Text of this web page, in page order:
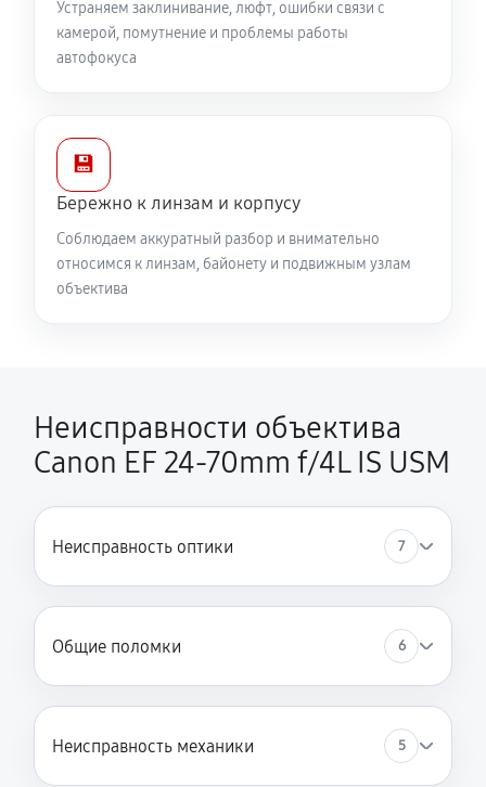
Устраняем заклинивание, люфт, ошибки связи с
камерой, помутнение и проблемы работы
автофокуса
💾
Бережно к линзам и корпусу
Соблюдаем аккуратный разбор и внимательно
относимся к линзам, байонету и подвижным узлам
объектива
Неисправности объектива
Canon EF 24-70mm f/4L IS USM
Неисправность оптики 7
Общие поломки 6
Неисправность механики 5